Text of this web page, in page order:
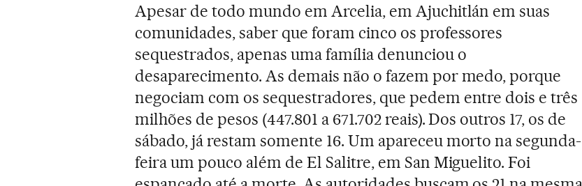
Apesar de todo mundo em Arcelia, em Ajuchitlán em suas
comunidades, saber que foram cinco os professores
sequestrados, apenas uma família denunciou o
desaparecimento. As demais não o fazem por medo, porque
negociam com os sequestradores, que pedem entre dois e três
milhões de pesos (447.801 a 671.702 reais). Dos outros 17, os de
sábado, já restam somente 16. Um apareceu morto na segunda-
feira um pouco além de El Salitre, em San Miguelito. Foi